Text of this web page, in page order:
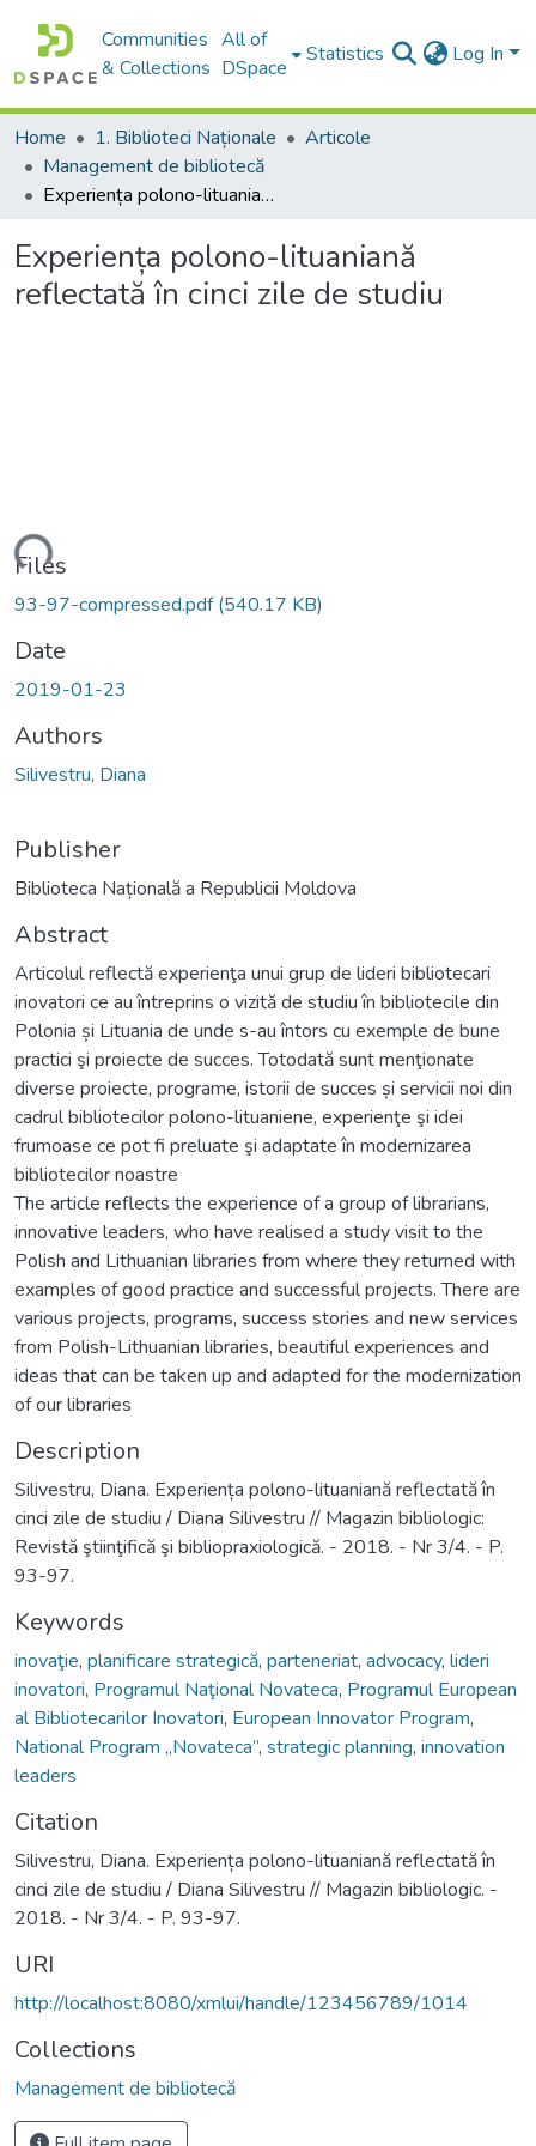
Communities
& Collections
All of
DSpace
Statistics Log In
Home 1. Biblioteci Naționale
Articole
Management de bibliotecă
Experiența polono-lituaniană reflectată în cinci zile de studiu
Experiența polono-lituaniană
reflectată în cinci zile de studiu
Files
93-97-compressed.pdf(540.17 KB)
Date
2019-01-23
Authors
Silivestru, Diana
Publisher
Biblioteca Națională a Republicii Moldova
Abstract
Articolul reflectă experienţa unui grup de lideri bibliotecari
inovatori ce au întreprins o vizită de studiu în bibliotecile din
Polonia și Lituania de unde s-au întors cu exemple de bune
practici şi proiecte de succes. Totodată sunt menţionate
diverse proiecte, programe, istorii de succes și servicii noi din
cadrul bibliotecilor polono-lituaniene, experienţe şi idei
frumoase ce pot fi preluate şi adaptate în modernizarea
bibliotecilor noastre
The article reflects the experience of a group of librarians,
innovative leaders, who have realised a study visit to the
Polish and Lithuanian libraries from where they returned with
examples of good practice and successful projects. There are
various projects, programs, success stories and new services
from Polish-Lithuanian libraries, beautiful experiences and
ideas that can be taken up and adapted for the modernization
of our libraries
Description
Silivestru, Diana. Experiența polono-lituaniană reflectată în
cinci zile de studiu / Diana Silivestru // Magazin bibliologic:
Revistă ştiinţifică şi bibliopraxiologică. - 2018. - Nr 3/4. - P.
93-97.
Keywords
inovaţie, planificare strategică, parteneriat, advocacy, lideri
inovatori, Programul Naţional Novateca, Programul European
al Bibliotecarilor Inovatori, European Innovator Program,
National Program „Novateca”, strategic planning, innovation
leaders
Citation
Silivestru, Diana. Experiența polono-lituaniană reflectată în
cinci zile de studiu / Diana Silivestru // Magazin bibliologic. -
2018. - Nr 3/4. - P. 93-97.
URI
http://localhost:8080/xmlui/handle/123456789/1014
Collections
Management de bibliotecă